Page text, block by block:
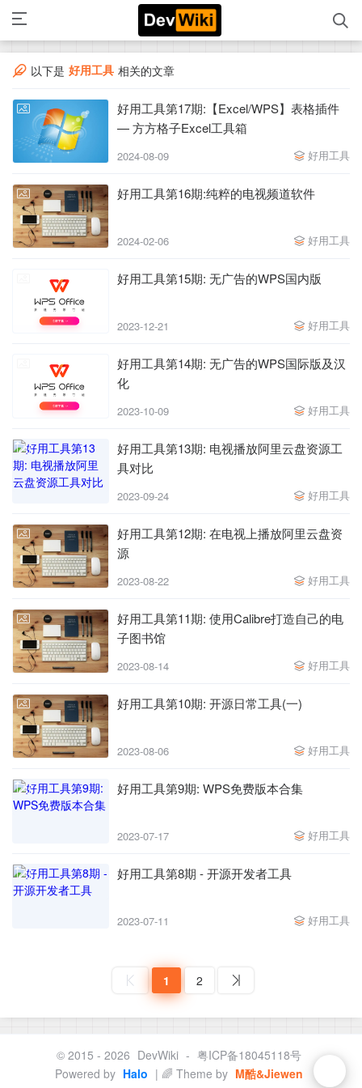
以下是 好用工具 相关的文章
好用工具第17期:【Excel/WPS】表格插件
— 方方格子Excel工具箱
2024-08-09 好用工具
好用工具第16期:纯粹的电视频道软件
2024-02-06 好用工具
好用工具第15期: 无广告的WPS国内版
2023-12-21 好用工具
好用工具第14期: 无广告的WPS国际版及汉
化
2023-10-09 好用工具
好用工具第13期: 电视播放阿里云盘资源工
具对比
2023-09-24 好用工具
好用工具第12期: 在电视上播放阿里云盘资
源
2023-08-22 好用工具
好用工具第11期: 使用Calibre打造自己的电
子图书馆
2023-08-14 好用工具
好用工具第10期: 开源日常工具(一)
2023-08-06 好用工具
好用工具第9期: WPS免费版本合集
2023-07-17 好用工具
好用工具第8期 - 开源开发者工具
2023-07-11 好用工具
1 2
© 2015 - 2026 DevWiki - 粤ICP备18045118号
Powered by Halo | 🌈 Theme by M酷&Jiewen